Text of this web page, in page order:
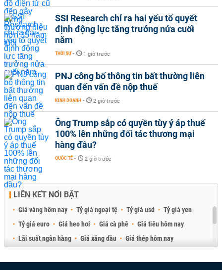
SSI Research chỉ ra hai yếu tố quyết
định động lực tăng trưởng nửa cuối
năm
THỜI SỰ - 1 giờ trước
PNJ công bố thông tin bất thường liên
quan đến vấn đề nộp thuế
KINH DOANH - 2 giờ trước
Ông Trump sắp có quyền tùy ý áp thuế
100% lên những đối tác thương mại
hàng đầu?
QUỐC TẾ - 2 giờ trước
LIÊN KẾT NỔI BẬT
Giá vàng hôm nay Tỷ giá ngoại tệ Tỷ giá usd
Tỷ giá yen
Tỷ giá euro
Giá heo hơi Giá cà phê
Giá tiêu hôm nay
Lãi suất ngân hàng
Giá xăng dầu
Giá thép hôm nay